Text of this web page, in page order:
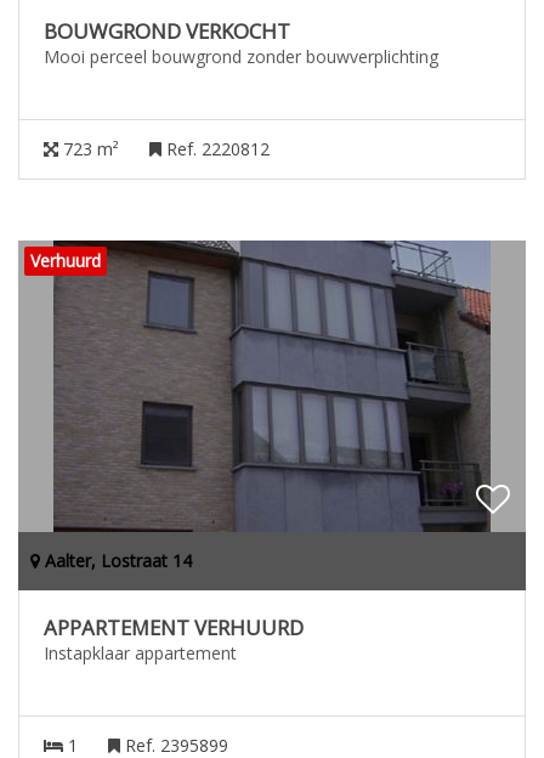
BOUWGROND VERKOCHT
Mooi perceel bouwgrond zonder bouwverplichting
723 m² Ref. 2220812
Verhuurd
Aalter, Lostraat 14
APPARTEMENT VERHUURD
Instapklaar appartement
1 Ref. 2395899